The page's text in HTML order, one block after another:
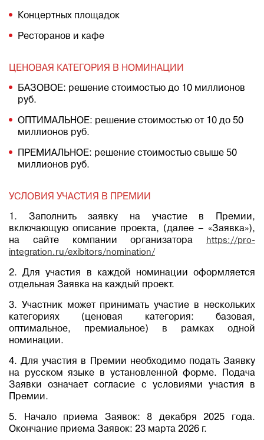
Концертных площадок
Ресторанов и кафе
ЦЕНОВАЯ КАТЕГОРИЯ В НОМИНАЦИИ
БАЗОВОЕ: решение стоимостью до 10 миллионов
руб.
ОПТИМАЛЬНОЕ: решение стоимостью от 10 до 50
миллионов руб.
ПРЕМИАЛЬНОЕ: решение стоимостью свыше 50
миллионов руб.
УСЛОВИЯ УЧАСТИЯ В ПРЕМИИ
1. Заполнить заявку на участие в Премии,
включающую описание проекта, (далее – «Заявка»),
на сайте компании организатора
https://pro-
integration.ru/exibitors/nomination/
2. Для участия в каждой номинации оформляется
отдельная Заявка на каждый проект.
3. Участник может принимать участие в нескольких
категориях (ценовая категория: базовая,
оптимальное, премиальное) в рамках одной
номинации.
4. Для участия в Премии необходимо подать Заявку
на русском языке в установленной форме. Подача
Заявки означает согласие с условиями участия в
Премии.
5. Начало приема Заявок: 8 декабря 2025 года.
Окончание приема Заявок: 23 марта 2026 г.